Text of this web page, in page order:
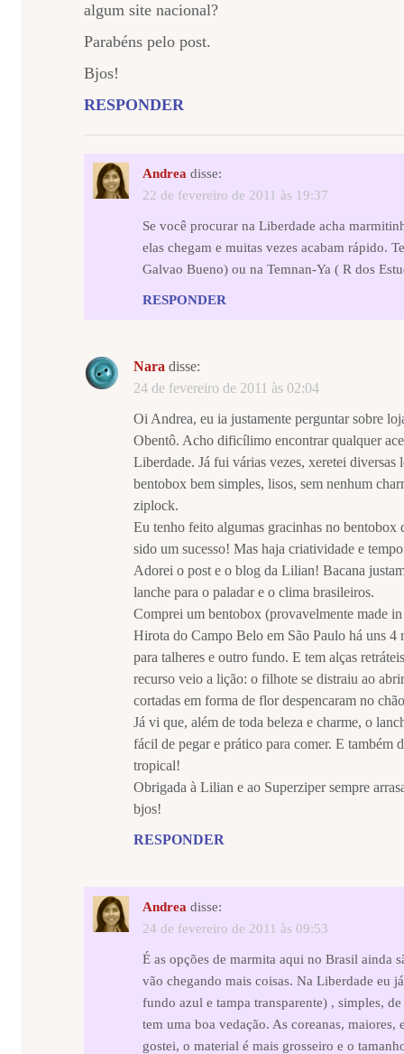
algum site nacional?
Parabéns pelo post.
Bjos!
RESPONDER
Andrea disse:
22 de fevereiro de 2011 às 19:37
Se você procurar na Liberdade acha
elas chegam e muitas vezes acabam rápido.
Galvao Bueno) ou na Temnan-Ya ( R dos
RESPONDER
Nara disse:
24 de fevereiro de 2011 às 02:04
Oi Andrea, eu ia justamente perguntar sobre
Obentô. Acho dificílimo encontrar qualquer
Liberdade. Já fui várias vezes, xeretei
bentobox bem simples, lisos, sem nenhum
ziplock.
Eu tenho feito algumas gracinhas no bentobox
sido um sucesso! Mas haja criatividade e
Adorei o post e o blog da Lilian! Bacana
lanche para o paladar e o clima brasileiros.
Comprei um bentobox (provavelmente made
Hirota do Campo Belo em São Paulo há uns 4
para talheres e outro fundo. E tem alças
recurso veio a lição: o filhote se distraiu ao
cortadas em forma de flor despencaram no
Já vi que, além de toda beleza e charme, o
fácil de pegar e prático para comer. E também
tropical!
Obrigada à Lilian e ao Superziper sempre
bjos!
RESPONDER
Andrea disse:
24 de fevereiro de 2011 às 09:53
É as opções de marmita aqui no Brasil ainda
vão chegando mais coisas. Na Liberdade eu
fundo azul e tampa transparente) , simples,
tem uma boa vedação. As coreanas, maiores,
gostei, o material é mais grosseiro e o